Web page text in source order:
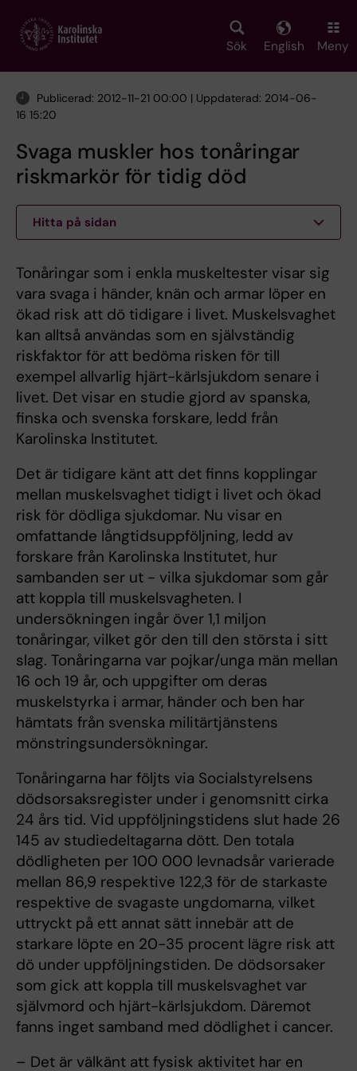
main
Sök English Meny
Publicerad: 2012-11-21 00:00 | Uppdaterad: 2014-06-
16 15:20
Svaga muskler hos tonåringar
riskmarkör för tidig död
Hitta på sidan
Tonåringar som i enkla muskeltester visar sig
vara svaga i händer, knän och armar löper en
ökad risk att dö tidigare i livet. Muskelsvaghet
kan alltså användas som en självständig
riskfaktor för att bedöma risken för till
exempel allvarlig hjärt-kärlsjukdom senare i
livet. Det visar en studie gjord av spanska,
finska och svenska forskare, ledd från
Karolinska Institutet.
Det är tidigare känt att det finns kopplingar
mellan muskelsvaghet tidigt i livet och ökad
risk för dödliga sjukdomar. Nu visar en
omfattande långtidsuppföljning, ledd av
forskare från Karolinska Institutet, hur
sambanden ser ut - vilka sjukdomar som går
att koppla till muskelsvagheten. I
undersökningen ingår över 1,1 miljon
tonåringar, vilket gör den till den största i sitt
slag. Tonåringarna var pojkar/unga män mellan
16 och 19 år, och uppgifter om deras
muskelstyrka i armar, händer och ben har
hämtats från svenska militärtjänstens
mönstringsundersökningar.
Tonåringarna har följts via Socialstyrelsens
dödsorsaksregister under i genomsnitt cirka
24 års tid. Vid uppföljningstidens slut hade 26
145 av studiedeltagarna dött. Den totala
dödligheten per 100 000 levnadsår varierade
mellan 86,9 respektive 122,3 för de starkaste
respektive de svagaste ungdomarna, vilket
uttryckt på ett annat sätt innebär att de
starkare löpte en 20-35 procent lägre risk att
dö under uppföljningstiden. De dödsorsaker
som gick att koppla till muskelsvaghet var
självmord och hjärt-kärlsjukdom. Däremot
fanns inget samband med dödlighet i cancer.
– Det är välkänt att fysisk aktivitet har en